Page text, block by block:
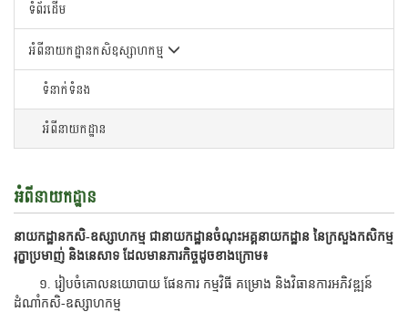
ទំព័រដើម
អំពីនាយកដ្ឋានកសិឧស្សាហកម្ម
ទំនាក់ទំនង
អំពីនាយកដ្ឋាន
អំពីនាយកដ្ឋាន
នាយកដ្ឋានកសិ-ឧស្សាហកម្ម ជានាយកដ្ឋានចំណុះអគ្គនាយកដ្ឋាន នៃក្រសួងកសិកម្ម
រុក្ខាប្រមាញ់ និងនេសាទ ដែលមានភារកិច្ច​ដូចខាង​ក្រោម៖
១. រៀបចំគោលនយោបាយ ផែនការ កម្មវិធី គម្រោង និងវិធានការអភិវឌ្ឍន៍
ដំណាំកសិ-ឧស្សាហកម្ម